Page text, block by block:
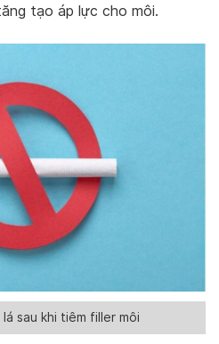
tạo áp lực cho môi.
sau khi tiêm filler môi